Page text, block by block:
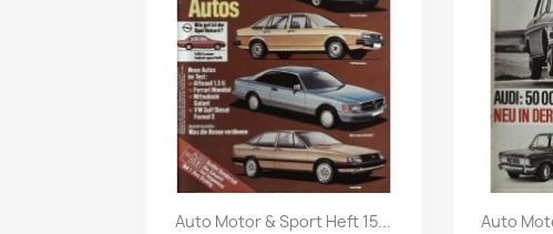
Vorschau
Auto Motor & Sport Heft 15... Auto